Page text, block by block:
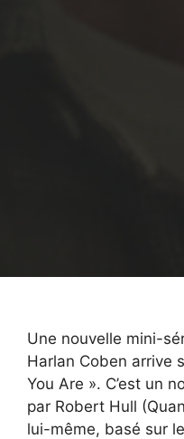
Une nouvelle mini-
Harlan Coben arrive
You Are ». C’est un
par Robert Hull
lui-même, basé sur